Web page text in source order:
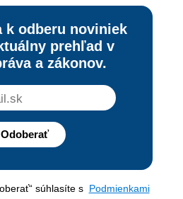
k odberu noviniek
prehľad v
a zákonov.
Odoberať
súhlasíte s Podmienkami